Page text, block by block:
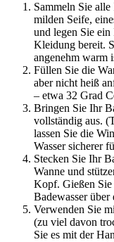
Sammeln Sie
milden Seife,
und legen Sie
Kleidung bereit.
angenehm warm
Füllen Sie die
aber nicht heiß
– etwa 32 Grad
Bringen Sie Ihr
vollständig aus.
lassen Sie die
Wasser sicherer
Stecken Sie Ihr
Wanne und
Kopf. Gießen Sie
Badewasser
Verwenden Sie
(zu viel davon
Sie es mit der